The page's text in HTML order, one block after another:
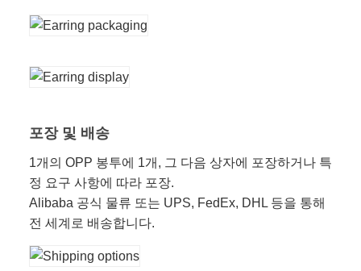
포장 및 배송
1개의 OPP 봉투에 1개, 그 다음 상자에 포장하거나 특
정 요구 사항에 따라 포장.
Alibaba 공식 물류 또는 UPS, FedEx, DHL 등을 통해
전 세계로 배송합니다.